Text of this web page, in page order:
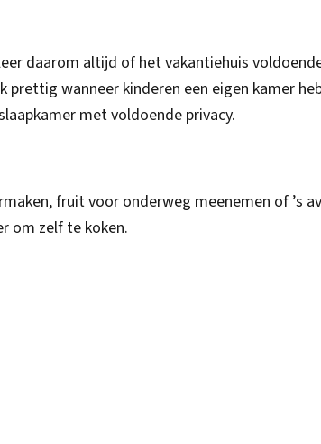
daarom altijd of het vakantiehuis
wanneer kinderen een eigen kamer
met voldoende privacy.
fruit voor onderweg meenemen of ’s
om zelf te koken.